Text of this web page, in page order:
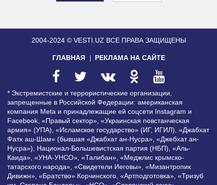
2004-2024 © VESTI.UZ ВСЕ ПРАВА ЗАЩИЩЕНЫ
ГЛАВНАЯ РЕКЛАМА НА САЙТЕ
* Экстремистские и террористические организации,
запрещенные в Российской Федерации: американская
компания Meta и принадлежащие ей соцсети Instagram и
Facebook, «Правый сектор», «Украинская повстанческая
армия» (УПА), «Исламское государство» (ИГ, ИГИЛ), «Джабхат
Фатх аш-Шам» (бывшая «Джабхат ан-Нусра», «Джебхат ан-
Нусра»), Национал-Большевистская партия (НБП), «Аль-
Каида», «УНА-УНСО», «Талибан», «Меджлис крымско-
татарского народа», «Свидетели Иеговы», «Мизантропик
Дивижн», «Братство» Корчинского, «Артподготовка», «Тризуб